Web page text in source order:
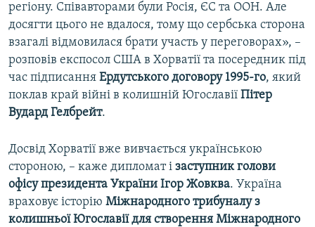
регіону. Співавторами були Росія, ЄС та ООН. Але
досягти цього не вдалося, тому що сербська сторона
взагалі відмовилася брати участь у переговорах», –
розповів експосол США в Хорватії та посередник під
час підписання Ердутського договору 1995-го, який
поклав край війні в колишній Югославії Пітер
Вудард Гелбрейт.
Досвід Хорватії вже вивчається українською
стороною, – каже дипломат і заступник голови
офісу президента України Ігор Жовква. Україна
враховує історію Міжнародного трибуналу з
колишньої Югославії для створення Міжнародного